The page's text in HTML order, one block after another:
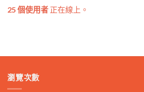
25 個使用者 正在線上。
瀏覽次數